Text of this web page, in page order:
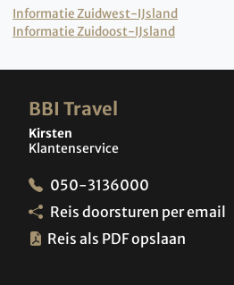
Informatie Zuidwest-IJsland
Informatie Zuidoost-IJsland
BBI Travel
Kirsten
Klantenservice
050-3136000
Reis doorsturen per email
Reis als PDF opslaan